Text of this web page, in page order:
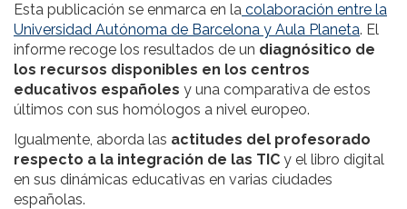
Esta publicación se enmarca en la colaboración entre la
Universidad Autónoma de Barcelona y Aula Planeta. El
informe recoge los resultados de un diagnósitico de
los recursos disponibles en los centros
educativos españoles y una comparativa de estos
últimos con sus homólogos a nivel europeo.
Igualmente, aborda las actitudes del profesorado
respecto a la integración de las TIC y el libro digital
en sus dinámicas educativas en varias ciudades
españolas.